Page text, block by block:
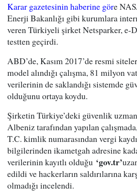
Karar gazetesinin haberine göre
Enerji Bakanlığı gibi kurumlara
veren Türkiyeli şirket Netsparker, e-
testten geçirdi.
ABD’de, Kasım 2017’de resmi
model alındığı çalışma, 81 milyon
verilerinin de saklandığı sistemde
olduğunu ortaya koydu.
Şirketin Türkiye’deki güvenlik
Albeniz tarafından yapılan
T.C. kimlik numarasından vergi
bilgilerinden ikametgah adresine
verilerinin kayıtlı olduğu ‘gov.tr’
edildi ve hackerların saldırılarına
olmadığı incelendi.